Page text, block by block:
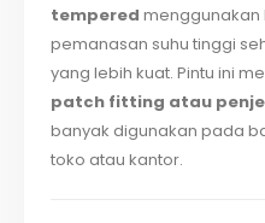
tempered menggunakan
pemanasan suhu tinggi
yang lebih kuat. Pintu ini
patch fitting atau
banyak digunakan pada
toko atau kantor.